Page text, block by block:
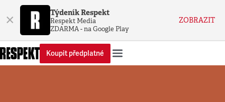
× Týdeník Respekt
Respekt Media
ZDARMA - na Google Play
ZOBRAZIT
Koupit předplatné